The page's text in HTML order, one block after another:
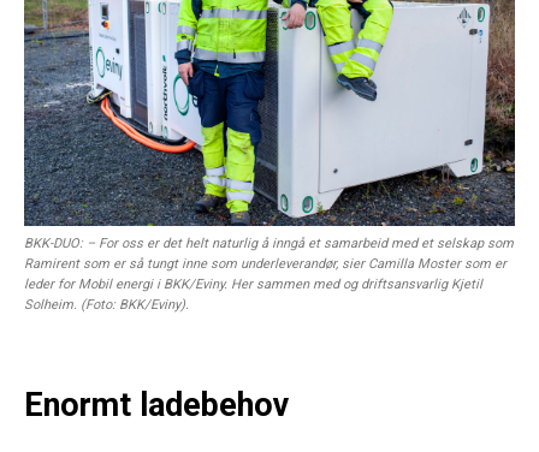
BKK-DUO: – For oss er det helt naturlig å inngå et samarbeid med et selskap som
Ramirent som er så tungt inne som underleverandør, sier Camilla Moster som er
leder for Mobil energi i BKK/Eviny. Her sammen med og driftsansvarlig Kjetil
Solheim. (Foto: BKK/Eviny).
Enormt ladebehov